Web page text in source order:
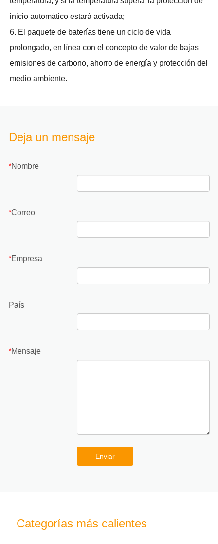
inicio automático estará activada;
6. El paquete de baterías tiene un ciclo de vida
prolongado, en línea con el concepto de valor de bajas
emisiones de carbono, ahorro de energía y protección del
medio ambiente.
Deja un mensaje
*Nombre
*Correo
*Empresa
País
*Mensaje
Enviar
Categorías más calientes